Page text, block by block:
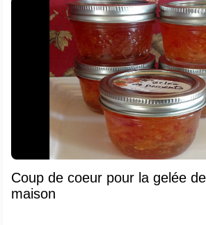
Coup de coeur pour la gelée
maison